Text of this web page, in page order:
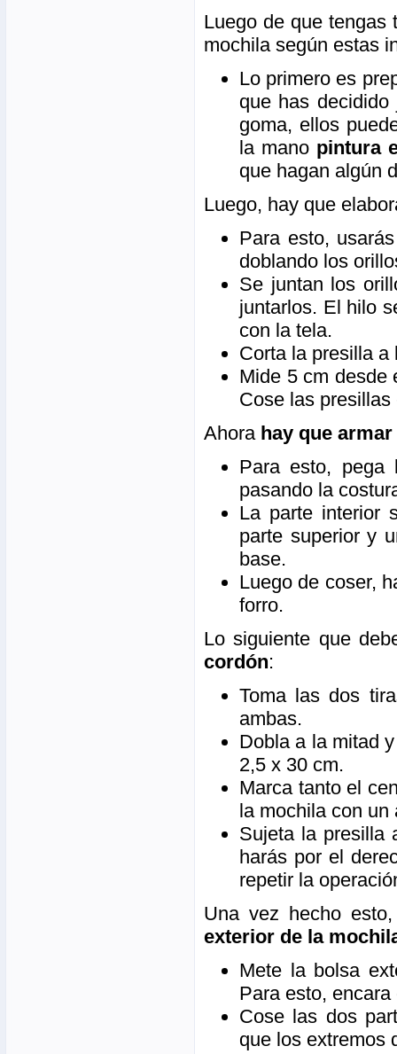
Luego de que tengas
mochila según estas
Lo primero es
que has
goma, ellos
la mano pintura
que hagan algún
Luego, hay que
Para esto,
doblando los
Se juntan los
juntarlos. El hilo
con la tela.
Corta la presilla a
Mide 5 cm desde
Cose las
Ahora hay que
Para esto, pega
pasando la
La parte interior
parte superior y
base.
Luego de coser,
forro.
Lo siguiente que
cordón:
Toma las dos
ambas.
Dobla a la mitad
2,5 x 30 cm.
Marca tanto el
la mochila con un
Sujeta la presilla
harás por el
repetir la
Una vez hecho
exterior de la
Mete la bolsa
Para esto,
Cose las dos
que los extremos